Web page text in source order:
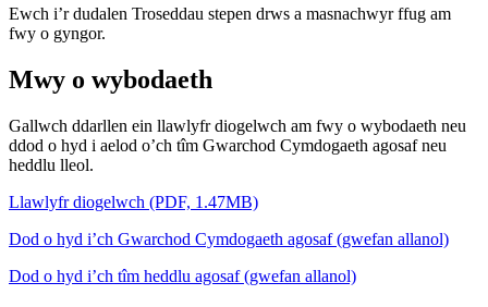
Ewch i’r dudalen Troseddau stepen drws a masnachwyr ffug am
fwy o gyngor.
Mwy o wybodaeth
Gallwch ddarllen ein llawlyfr diogelwch am fwy o wybodaeth neu
ddod o hyd i aelod o’ch tîm Gwarchod Cymdogaeth agosaf neu
heddlu lleol.
Llawlyfr diogelwch (PDF, 1.47MB)
Dod o hyd i’ch Gwarchod Cymdogaeth agosaf (gwefan allanol)
Dod o hyd i’ch tîm heddlu agosaf (gwefan allanol)